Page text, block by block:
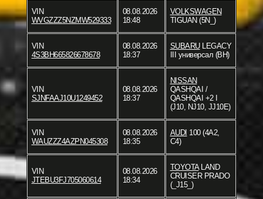
VIN
WVGZZZ5NZMW529333
08.08.2026
18:48
VOLKSWAGEN
TIGUAN (5N_)
VIN
4S3BH665826678678
08.08.2026
18:37
SUBARULEGACY
III универсал (BH)
VIN
SJNFAAJ10U1249452
08.08.2026
18:37
NISSAN
QASHQAI /
QASHQAI +2 I
(J10, NJ10, JJ10E)
VIN
WAUZZZ4AZPN045308
08.08.2026
18:35
AUDI 100 (4A2,
C4)
VIN
JTEBU3FJ705060614
08.08.2026
18:34
TOYOTALAND
CRUISER PRADO
(_J15_)